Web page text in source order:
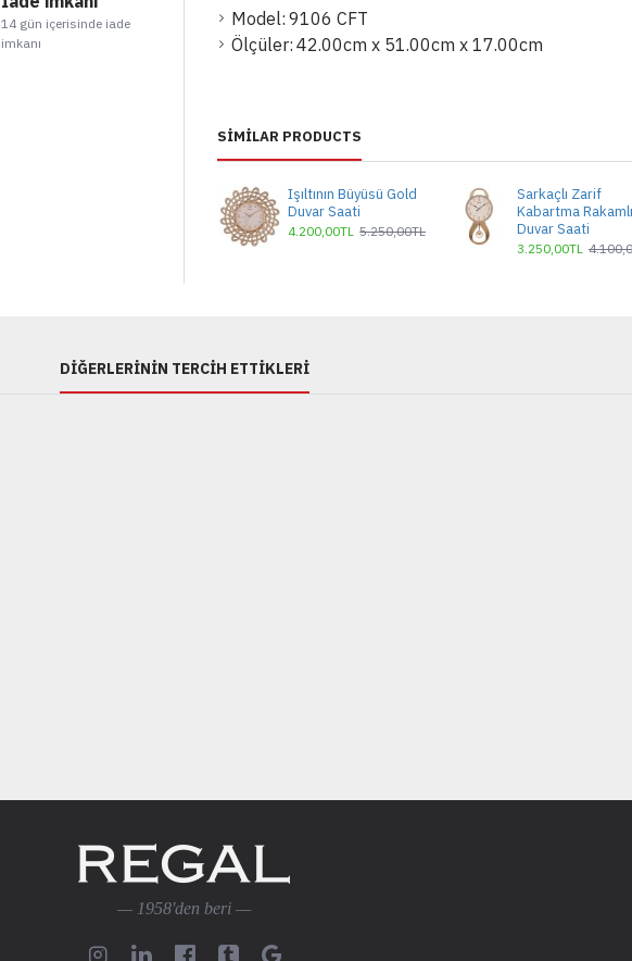
14 gün içerisinde iade
imkanı
Model: 9106 CFT
Ölçüler: 42.00cm x 51.00cm x 17.00cm
SIMILAR PRODUCTS
Işıltının Büyüsü Gold
Duvar Saati
4.200,00TL 5.250,00TL
Sarkaçlı Zarif
Kabartma Rakamlı
Duvar Saati
3.250,00TL
DIĞERLERININ TERCIH ETTIKLERI
— 1958'den beri —